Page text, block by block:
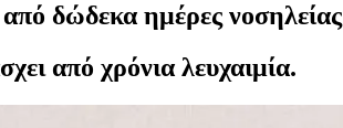
δώδεκα ημέρες νοσηλείας
από χρόνια λευχαιμία.